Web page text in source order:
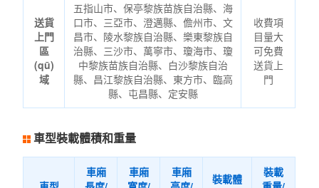
送貨
上門
區
(qū)
域
五指山市、保亭黎族苗族自治縣、海
口市、三亞市、澄邁縣、儋州市、文
昌市、陵水黎族自治縣、樂東黎族自
治縣、三沙市、萬寧市、瓊海市、瓊
中黎族苗族自治縣、白沙黎族自治
縣、昌江黎族自治縣、東方市、臨高
縣、屯昌縣、定安縣
收費項
目量大
可免費
送貨上
門
車型裝載體積和重量
車廂
車廂
車廂
裝載體
裝載